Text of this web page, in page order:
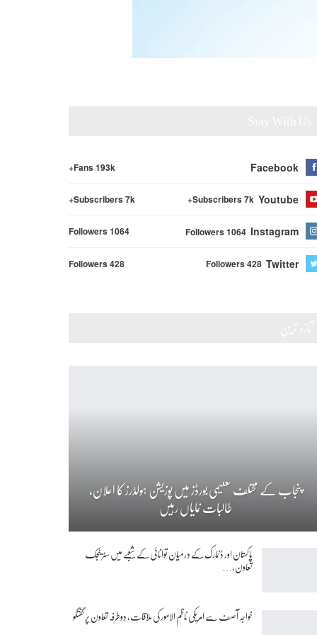
Facebook
Fans 193k+
Youtube
Subscribers 7k+
Subscribers 7k+
Instagram
Followers 1064
Followers 1064
Twitter
Followers 428
Followers 428
پنجاب کے مختلف تعلیمی بورڈز میں پوزیشن ہولڈرز کا اعلان،
طالبات نمایاں رہیں
پاکستان اور ڈنمارک کے درمیان توانائی کے شعبے میں سٹریٹجک
تعاون،…
خواجہ آصف سے امریکی ناظم الامور کی ملاقات، دوطرفہ تعاون پر گفتگو